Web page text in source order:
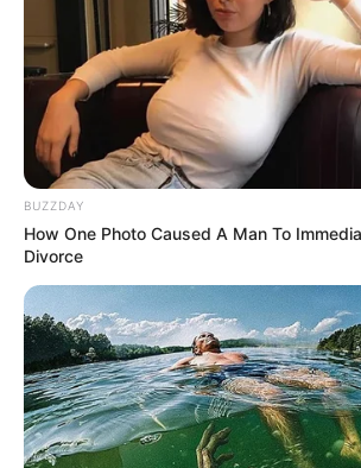
BUZZDAY
How One Photo Caused A Man To
Divorce